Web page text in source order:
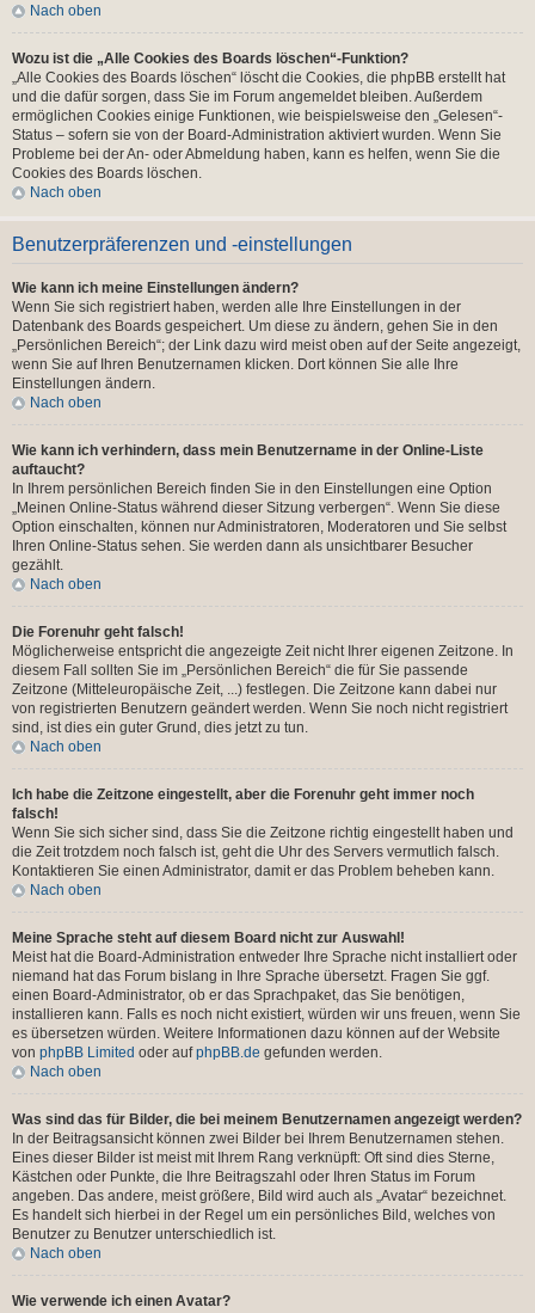
Nach oben
Wozu ist die „Alle Cookies des Boards löschen“-Funktion?
„Alle Cookies des Boards löschen“ löscht die Cookies, die phpBB erstellt hat
und die dafür sorgen, dass Sie im Forum angemeldet bleiben. Außerdem
ermöglichen Cookies einige Funktionen, wie beispielsweise den „Gelesen“-
Status – sofern sie von der Board-Administration aktiviert wurden. Wenn Sie
Probleme bei der An- oder Abmeldung haben, kann es helfen, wenn Sie die
Cookies des Boards löschen.
Nach oben
Benutzerpräferenzen und -einstellungen
Wie kann ich meine Einstellungen ändern?
Wenn Sie sich registriert haben, werden alle Ihre Einstellungen in der
Datenbank des Boards gespeichert. Um diese zu ändern, gehen Sie in den
„Persönlichen Bereich“; der Link dazu wird meist oben auf der Seite angezeigt,
wenn Sie auf Ihren Benutzernamen klicken. Dort können Sie alle Ihre
Einstellungen ändern.
Nach oben
Wie kann ich verhindern, dass mein Benutzername in der Online-Liste
auftaucht?
In Ihrem persönlichen Bereich finden Sie in den Einstellungen eine Option
„Meinen Online-Status während dieser Sitzung verbergen“. Wenn Sie diese
Option einschalten, können nur Administratoren, Moderatoren und Sie selbst
Ihren Online-Status sehen. Sie werden dann als unsichtbarer Besucher
gezählt.
Nach oben
Die Forenuhr geht falsch!
Möglicherweise entspricht die angezeigte Zeit nicht Ihrer eigenen Zeitzone. In
diesem Fall sollten Sie im „Persönlichen Bereich“ die für Sie passende
Zeitzone (Mitteleuropäische Zeit, ...) festlegen. Die Zeitzone kann dabei nur
von registrierten Benutzern geändert werden. Wenn Sie noch nicht registriert
sind, ist dies ein guter Grund, dies jetzt zu tun.
Nach oben
Ich habe die Zeitzone eingestellt, aber die Forenuhr geht immer noch
falsch!
Wenn Sie sich sicher sind, dass Sie die Zeitzone richtig eingestellt haben und
die Zeit trotzdem noch falsch ist, geht die Uhr des Servers vermutlich falsch.
Kontaktieren Sie einen Administrator, damit er das Problem beheben kann.
Nach oben
Meine Sprache steht auf diesem Board nicht zur Auswahl!
Meist hat die Board-Administration entweder Ihre Sprache nicht installiert oder
niemand hat das Forum bislang in Ihre Sprache übersetzt. Fragen Sie ggf.
einen Board-Administrator, ob er das Sprachpaket, das Sie benötigen,
installieren kann. Falls es noch nicht existiert, würden wir uns freuen, wenn Sie
es übersetzen würden. Weitere Informationen dazu können auf der Website
von phpBB Limited oder aufphpBB.de gefunden werden.
Nach oben
Was sind das für Bilder, die bei meinem Benutzernamen angezeigt werden?
In der Beitragsansicht können zwei Bilder bei Ihrem Benutzernamen stehen.
Eines dieser Bilder ist meist mit Ihrem Rang verknüpft: Oft sind dies Sterne,
Kästchen oder Punkte, die Ihre Beitragszahl oder Ihren Status im Forum
angeben. Das andere, meist größere, Bild wird auch als „Avatar“ bezeichnet.
Es handelt sich hierbei in der Regel um ein persönliches Bild, welches von
Benutzer zu Benutzer unterschiedlich ist.
Nach oben
Wie verwende ich einen Avatar?